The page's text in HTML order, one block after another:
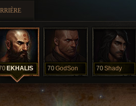
EKHALIS 70GodSon 70Shady